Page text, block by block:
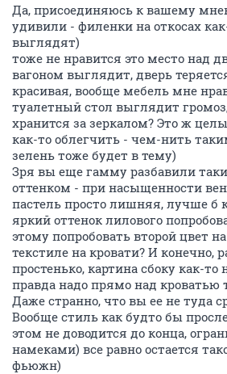
Да, присоединяюсь к вашему
удивили - филенки на откосах
выглядят)
тоже не нравится это место над
вагоном выглядит, дверь
красивая, вообще мебель мне
туалетный стол выглядит
хранится за зеркалом? Это ж
как-то облегчить - чем-нить
зелень тоже будет в тему)
Зря вы еще гамму разбавили
оттенком - при насыщенности
пастель просто лишняя, лучше
яркий оттенок лилового
этому попробовать второй цвет
текстиле на кровати? И конечно,
простенько, картина сбоку как-то
правда надо прямо над кроватью
Даже странно, что вы ее не туда
Вообще стиль как будто бы
этом не доводится до конца,
намеками) все равно остается
фьюжн)